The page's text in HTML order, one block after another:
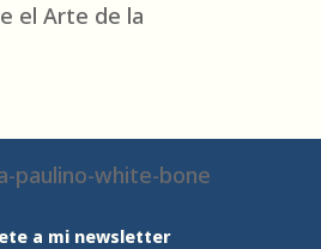
el Arte de la
a mi newsletter